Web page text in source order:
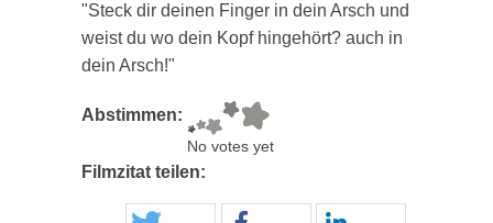
"Steck dir deinen Finger in dein Arsch und
weist du wo dein Kopf hingehört? auch in
dein Arsch!"
Abstimmen:
No votes yet
Filmzitat teilen: